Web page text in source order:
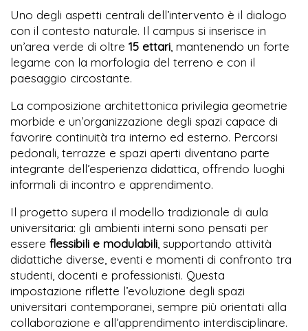
Uno degli aspetti centrali dell’intervento è il dialogo
con il contesto naturale. Il campus si inserisce in
un’area verde di oltre 15 ettari, mantenendo un forte
legame con la morfologia del terreno e con il
paesaggio circostante.
La composizione architettonica privilegia geometrie
morbide e un’organizzazione degli spazi capace di
favorire continuità tra interno ed esterno. Percorsi
pedonali, terrazze e spazi aperti diventano parte
integrante dell’esperienza didattica, offrendo luoghi
informali di incontro e apprendimento.
Il progetto supera il modello tradizionale di aula
universitaria: gli ambienti interni sono pensati per
essere flessibili e modulabili, supportando attività
didattiche diverse, eventi e momenti di confronto tra
studenti, docenti e professionisti. Questa
impostazione riflette l’evoluzione degli spazi
universitari contemporanei, sempre più orientati alla
collaborazione e all’apprendimento interdisciplinare.